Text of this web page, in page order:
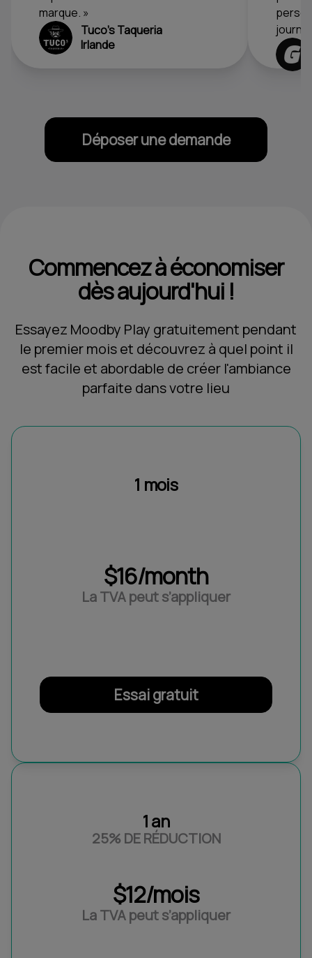
marque. »
Tuco's Taqueria
Irlande
Déposer une demande
Commencez à économiser
dès aujourd'hui !
Essayez Moodby Play gratuitement pendant
le premier mois et découvrez à quel point il
est facile et abordable de créer l'ambiance
parfaite dans votre lieu
1 mois
$16/month
La TVA peut s’appliquer
Essai gratuit
1 an
25% DE RÉDUCTION
$12/mois
La TVA peut s’appliquer